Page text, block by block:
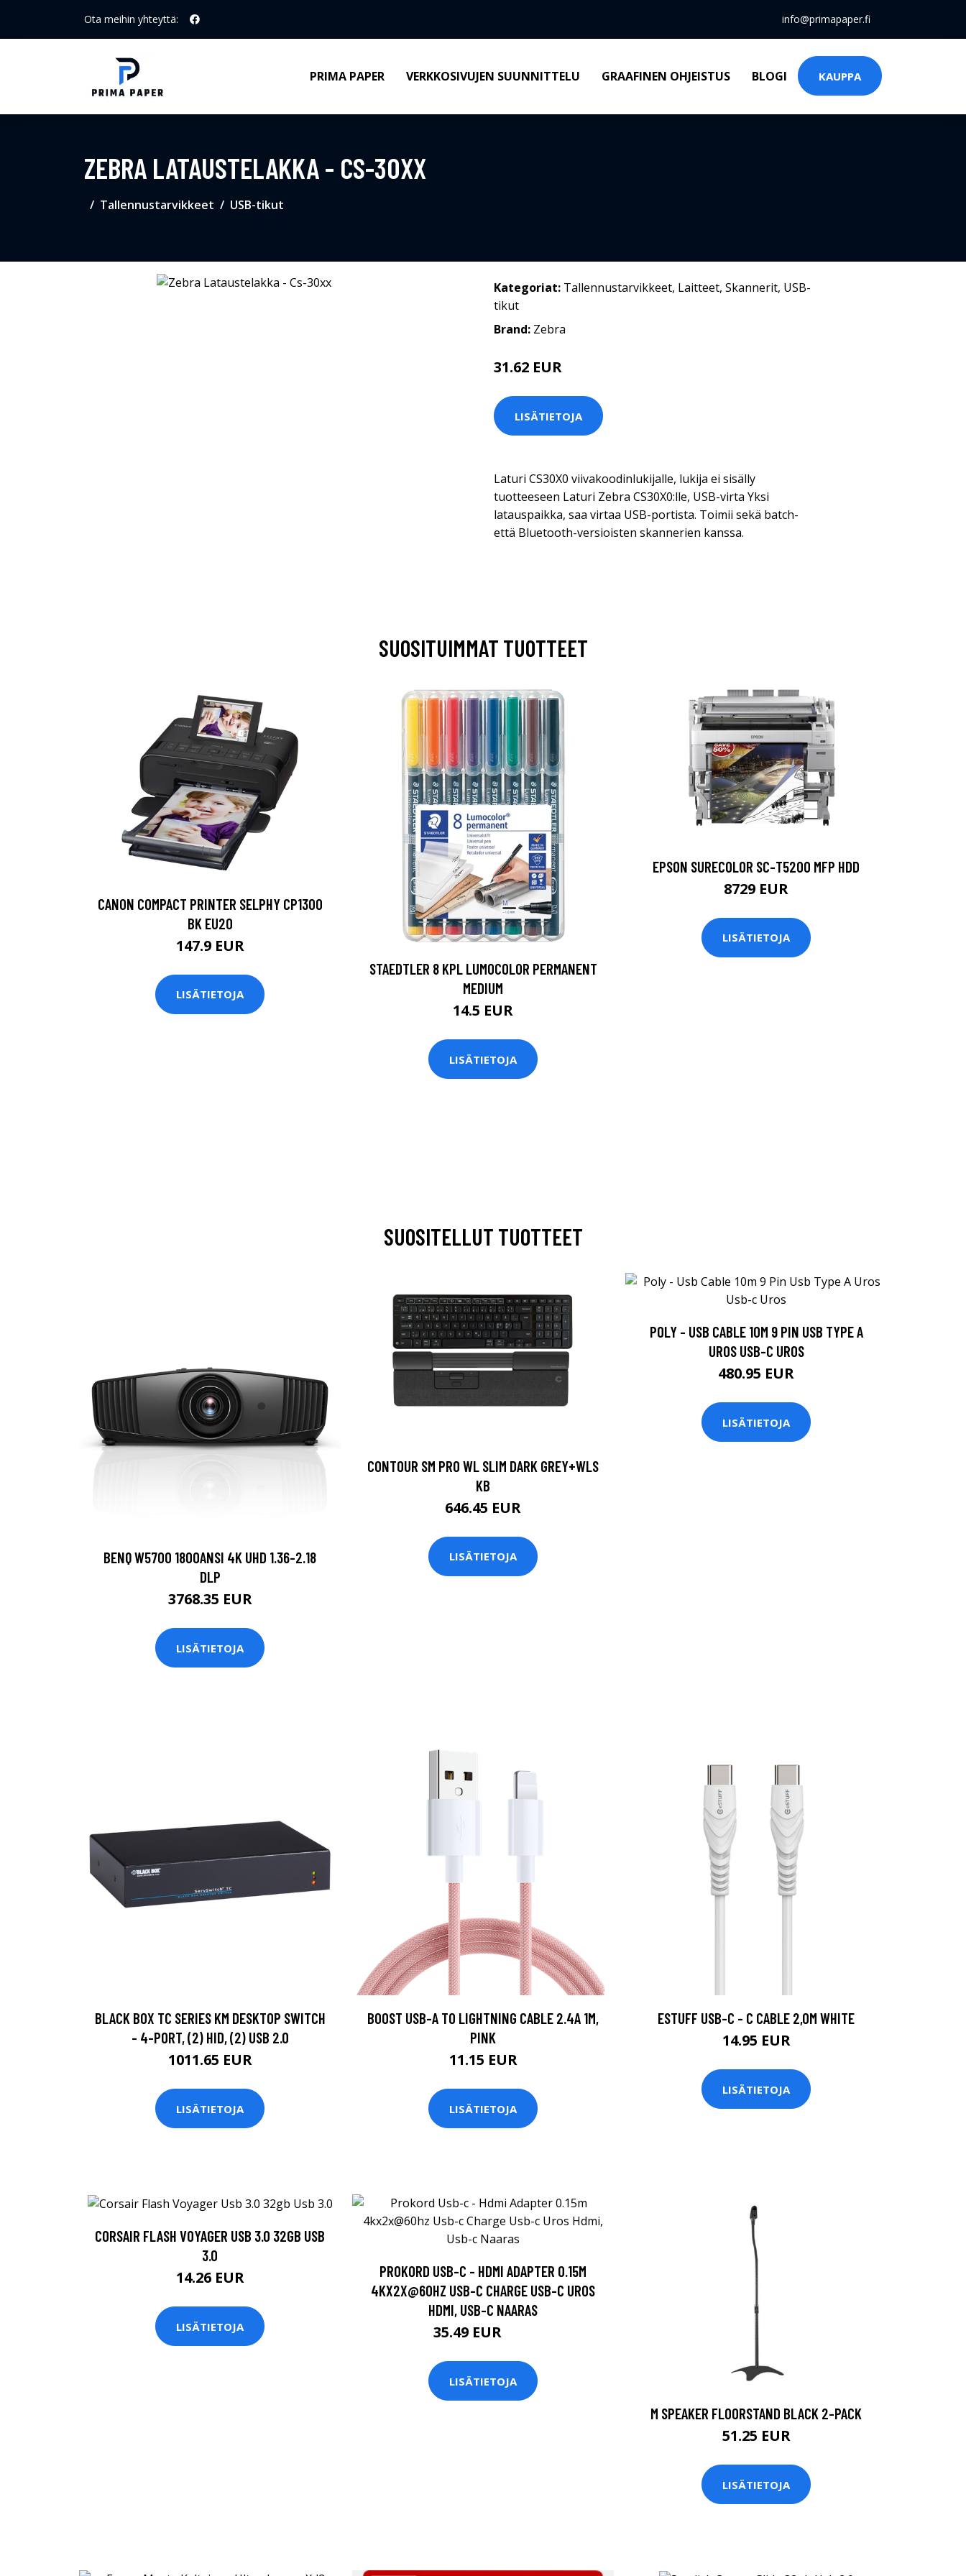
Ota meihin yhteyttä: info@primapaper.fi
PRIMA PAPER VERKKOSIVUJEN SUUNNITTELU GRAAFINEN OHJEISTUS BLOGI KAUPPA
ZEBRA LATAUSTELAKKA - CS-30XX
Tallennustarvikkeet USB-tikut
Kategoriat: Tallennustarvikkeet, Laitteet, Skannerit, USB-
tikut
Brand: Zebra
31.62 EUR
LISÄTIETOJA
Laturi CS30X0 viivakoodinlukijalle, lukija ei sisälly
tuotteeseen Laturi Zebra CS30X0:lle, USB-virta Yksi
latauspaikka, saa virtaa USB-portista. Toimii sekä batch-
että Bluetooth-versioisten skannerien kanssa.
SUOSITUIMMAT TUOTTEET
CANON COMPACT PRINTER SELPHY CP1300
BK EU20
147.9 EUR
LISÄTIETOJA
STAEDTLER 8 KPL LUMOCOLOR PERMANENT
MEDIUM
14.5 EUR
LISÄTIETOJA
EPSON SURECOLOR SC-T5200 MFP HDD
8729 EUR
LISÄTIETOJA
SUOSITELLUT TUOTTEET
BENQ W5700 1800ANSI 4K UHD 1.36-2.18
DLP
3768.35 EUR
LISÄTIETOJA
CONTOUR SM PRO WL SLIM DARK GREY+WLS
KB
646.45 EUR
LISÄTIETOJA
POLY - USB CABLE 10M 9 PIN USB TYPE A
UROS USB-C UROS
480.95 EUR
LISÄTIETOJA
BLACK BOX TC SERIES KM DESKTOP SWITCH
- 4-PORT, (2) HID, (2) USB 2.0
1011.65 EUR
LISÄTIETOJA
BOOST USB-A TO LIGHTNING CABLE 2.4A 1M,
PINK
11.15 EUR
LISÄTIETOJA
ESTUFF USB-C - C CABLE 2,0M WHITE
14.95 EUR
LISÄTIETOJA
CORSAIR FLASH VOYAGER USB 3.0 32GB USB
3.0
14.26 EUR
LISÄTIETOJA
PROKORD USB-C - HDMI ADAPTER 0.15M
4KX2X@60HZ USB-C CHARGE USB-C UROS
HDMI, USB-C NAARAS
35.49 EUR
LISÄTIETOJA
M SPEAKER FLOORSTAND BLACK 2-PACK
51.25 EUR
LISÄTIETOJA